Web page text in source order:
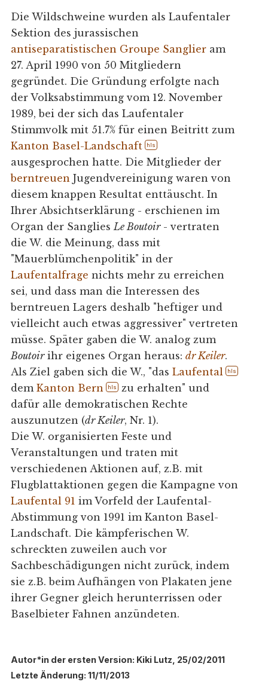
Die Wildschweine wurden als Laufentaler
Sektion des jurassischen
antiseparatistischen Groupe Sanglieram
27. April 1990 von 50 Mitgliedern
gegründet. Die Gründung erfolgte nach
der Volksabstimmung vom 12. November
1989, bei der sich das Laufentaler
Stimmvolk mit 51.7% für einen Beitritt zum
Kanton Basel-Landschaft
hls
ausgesprochen hatte. Die Mitglieder der
berntreuen Jugendvereinigung waren von
diesem knappen Resultat enttäuscht. In
Ihrer Absichtserklärung - erschienen im
Organ der SangliesLe Boutoir- vertraten
die W. die Meinung, dass mit
"Mauerblümchenpolitik" in der
Laufentalfrage nichts mehr zu erreichen
sei, und dass man die Interessen des
berntreuen Lagers deshalb "heftiger und
vielleicht auch etwas aggressiver" vertreten
müsse. Später gaben die W. analog zum
Boutoirihr eigenes Organ heraus: dr Keiler.
Als Ziel gaben sich die W., "das Laufental hls
dem Kanton Bern hls zu erhalten" und
dafür alle demokratischen Rechte
auszunutzen (dr Keiler, Nr. 1).
Die W. organisierten Feste und
Veranstaltungen und traten mit
verschiedenen Aktionen auf, z.B. mit
Flugblattaktionen gegen die Kampagne von
Laufental 91 im Vorfeld der Laufental-
Abstimmung von 1991 im Kanton Basel-
Landschaft. Die kämpferischen W.
schreckten zuweilen auch vor
Sachbeschädigungen nicht zurück, indem
sie z.B. beim Aufhängen von Plakaten jene
ihrer Gegner gleich herunterrissen oder
Baselbieter Fahnen anzündeten.
Autor*in der ersten Version: Kiki Lutz, 25/02/2011
Letzte Änderung: 11/11/2013